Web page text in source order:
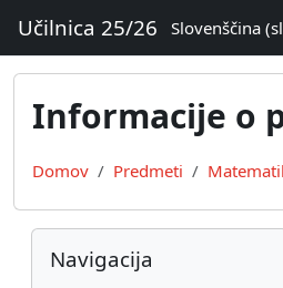
Učilnica 25/26 Slovenščina
Informacije o
Domov Predmeti
Bloki
Preskoči Navigacija
Navigacija